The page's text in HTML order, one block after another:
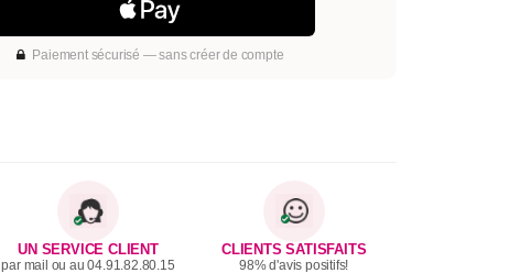
Paiement sécurisé — sans créer de compte
UN SERVICE CLIENT
par mail ou au 04.91.82.80.15
CLIENTS SATISFAITS
98% d'avis positifs!